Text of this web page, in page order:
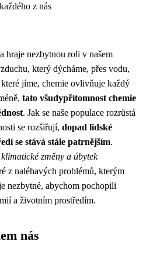
z nás
hraje nezbytnou roli v našem
který dýcháme, přes vodu,
jíme, chemie ovlivňuje každý
tato všudypřítomnost chemie
. Jak se naše populace rozrůstá
se rozšiřují, dopad lidské
se stává stále patrnějším.
změny a úbytek
z naléhavých problémů, kterým
nezbytné, abychom pochopili
a životním prostředím.
nás